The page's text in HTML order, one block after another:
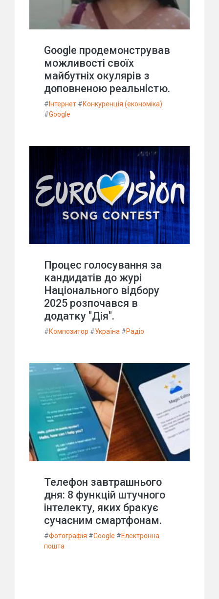
Google продемонстрував
можливості своїх
майбутніх окулярів з
доповненою реальністю.
# Інтернет #Конкуренція (економіка)
#Google
Процес голосування за
кандидатів до журі
Національного відбору
2025 розпочався в
додатку "Дія".
#Композитор #Україна #Радіо
Телефон завтрашнього
дня: 8 функцій штучного
інтелекту, яких бракує
сучасним смартфонам.
#Фотографія #Google #Електронна
пошта